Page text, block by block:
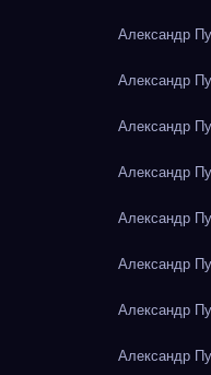
Александр
Александр
Александр
Александр
Александр
Александр
Александр
Александр